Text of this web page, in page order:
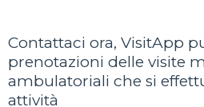
Contattaci ora, VisitApp
prenotazioni delle visite
ambulatoriali che si
attività